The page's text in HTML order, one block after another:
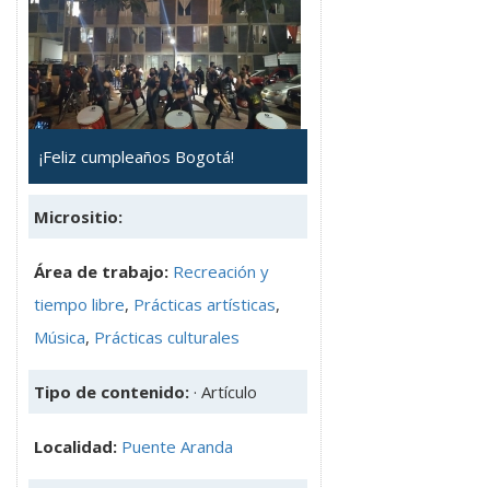
¡Feliz cumpleaños Bogotá!
Micrositio:
Área de trabajo: Recreación y
tiempo libre, Prácticas artísticas,
Música, Prácticas culturales
Tipo de contenido: · Artículo
Localidad: Puente Aranda